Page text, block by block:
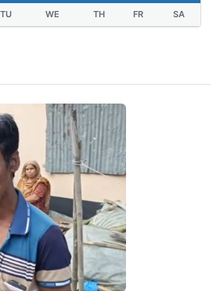
নেতাকে দায়মুক্ত করতে এলাকাবাসীর
মানববন্ধন ও সংবাদ সম্মেলন
৩ সপ্তাহ আগে
TU WE TH FR SA